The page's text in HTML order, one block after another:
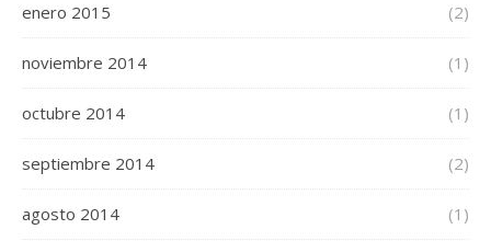
enero 2015 (2)
noviembre 2014 (1)
octubre 2014 (1)
septiembre 2014 (2)
agosto 2014 (1)